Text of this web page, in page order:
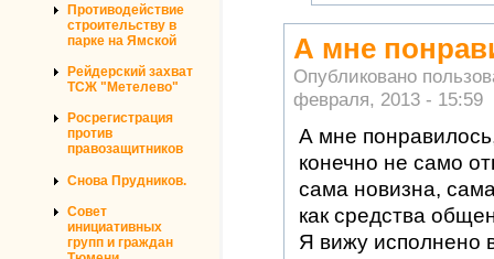
Противодействие
строительству в
парке на Ямской
Рейдерский захват
ТСЖ "Метелево"
Росрегистрация
против
правозащитников
Снова Прудников.
Совет
инициативных
групп и граждан
А мне
Опубликовано
февраля, 2013 - 15:59
А мне
конечно не само
сама новизна,
как средства
Я вижу исполнено